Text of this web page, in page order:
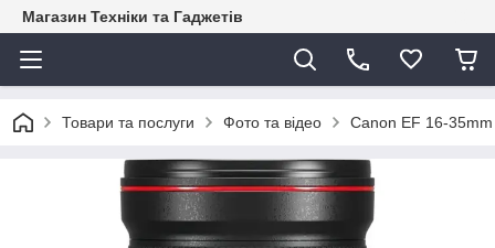
Магазин Техніки та Гаджетів
Товари та послуги Фото та відео Canon EF 16-